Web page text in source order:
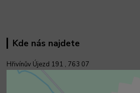
Kde nás najdete
Hřivínův Újezd 191 , 763 07